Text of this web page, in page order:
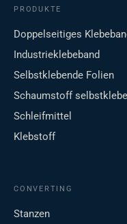
PRODUKTE
Doppelseitiges
Industrieklebeband
Selbstklebende Folien
Schaumstoff
Schleifmittel
Klebstoff
CONVERTING
Stanzen